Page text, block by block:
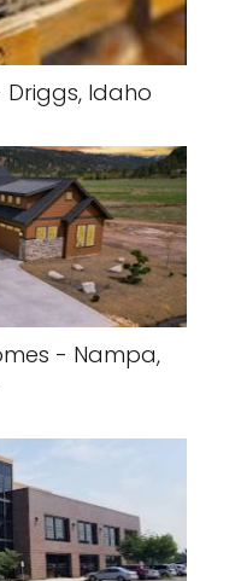
Idaho
- Nampa,